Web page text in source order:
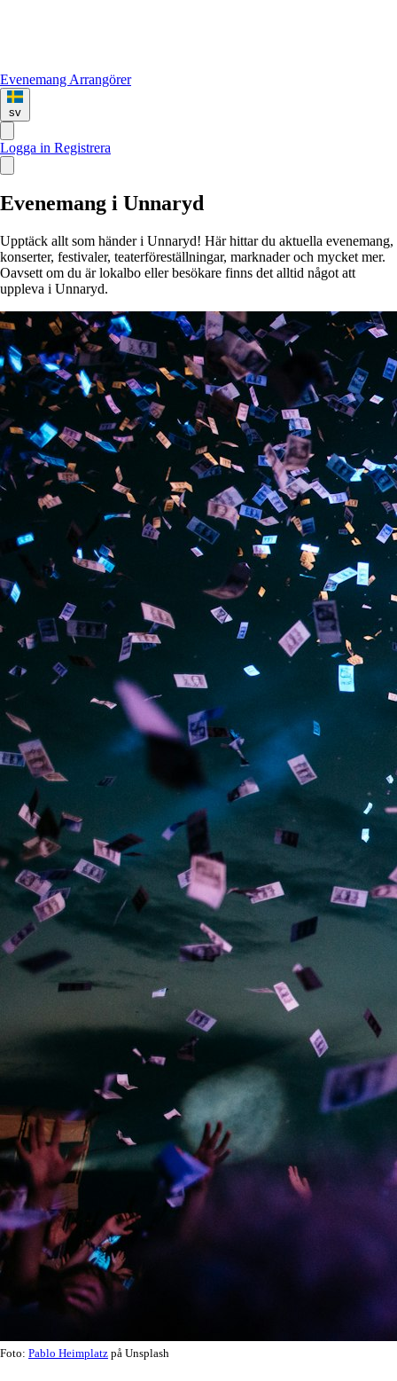
Evenemang Arrangörer
sv
Logga in Registrera
Evenemang i Unnaryd
Upptäck allt som händer i Unnaryd! Här hittar du aktuella evenemang,
konserter, festivaler, teaterföreställningar, marknader och mycket mer.
Oavsett om du är lokalbo eller besökare finns det alltid något att
uppleva i Unnaryd.
Foto: Pablo Heimplatz på Unsplash